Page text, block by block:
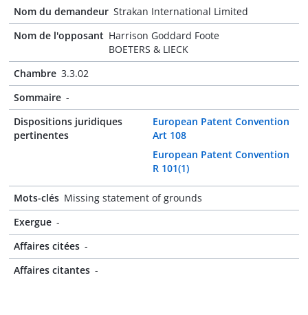
Nom du demandeur Strakan International Limited
Nom de l'opposant Harrison Goddard Foote
BOETERS & LIECK
Chambre 3.3.02
Sommaire -
Dispositions juridiques
pertinentes
European Patent Convention
Art 108
European Patent Convention
R 101(1)
Mots-clés Missing statement of grounds
Exergue -
Affaires citées -
Affaires citantes -